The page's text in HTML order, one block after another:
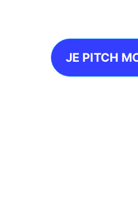
JE PITCH